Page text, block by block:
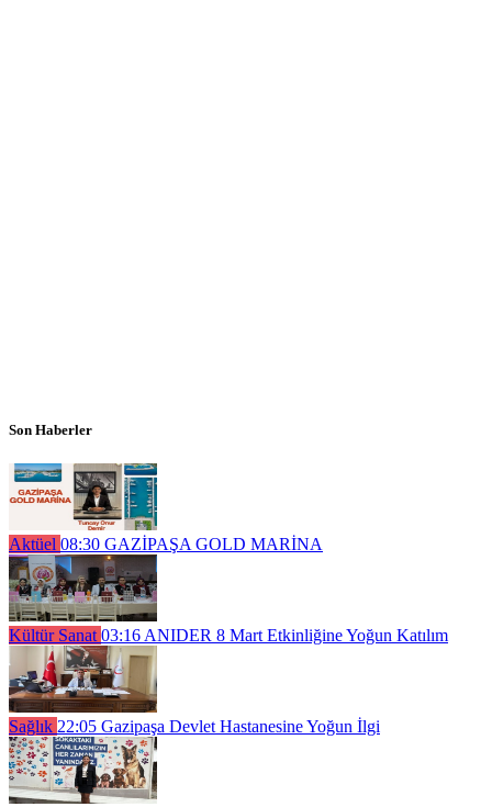
Son Haberler
Aktüel 08:30 GAZİPAŞA GOLD MARİNA
Kültür Sanat 03:16 ANIDER 8 Mart Etkinliğine Yoğun Katılım
Sağlık 22:05 Gazipaşa Devlet Hastanesine Yoğun İlgi